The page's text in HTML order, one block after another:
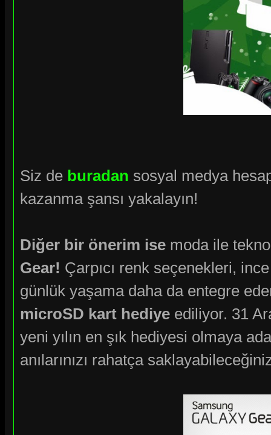
Siz de buradan sosyal medya
kazanma şansı yakalayın!
Diğer bir önerim ise moda ile
Gear! Çarpıcı renk seçenekleri,
günlük yaşama daha da entegre
microSD kart hediye ediliyor. 31
yeni yılın en şık hediyesi olmaya
anılarınızı rahatça